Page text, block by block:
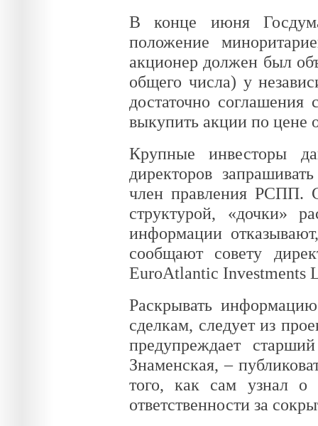
В конце июня
положение
акционер должен был
общего числа) у
достаточно
выкупить акции по цене
Крупные инвесторы
директоров
член правления РСПП.
структурой, «дочки»
информации
сообщают совету
EuroAtlantic Investments
Раскрывать
сделкам, следует из
предупреждает
Знаменская, –
того, как сам узнал о
ответственности за